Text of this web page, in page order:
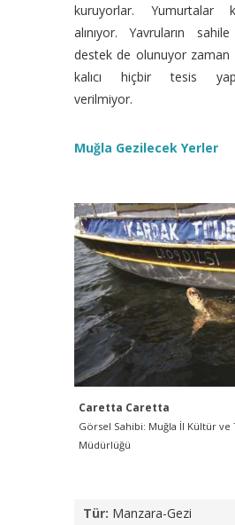
kuruyorlar. Yumurtalar
alınıyor. Yavruların
destek de olunuyor zaman
kalıcı hiçbir tesis
verilmiyor.
Muğla Gezilecek Yerler
Caretta Caretta
Görsel Sahibi: Muğla İl Kültür ve
Müdürlüğü
Tür: Manzara-Gezi